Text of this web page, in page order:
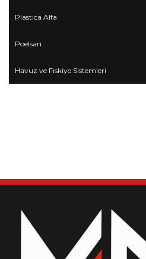
Plastica Alfa
Poelsan
Havuz ve Fıskiye Sistemleri